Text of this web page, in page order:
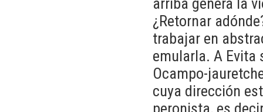
¿Retornar
trabajar en
emularla. A
Ocampo-
cuya dirección
peronista, es